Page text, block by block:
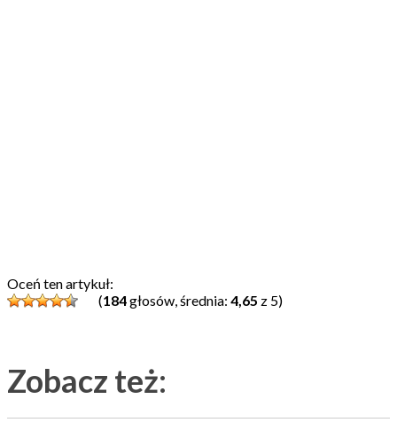
Oceń ten artykuł:
(184głosów, średnia: 4,65 z 5)
Zobacz też: